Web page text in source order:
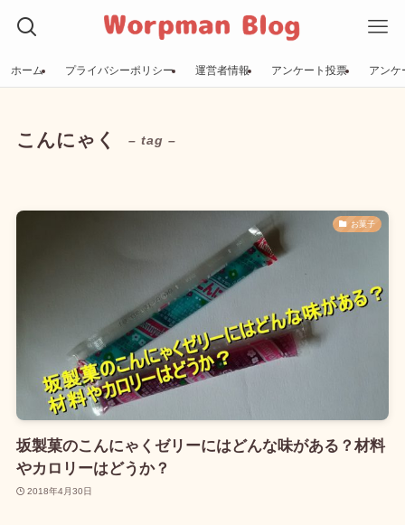
ホーム プライバシーポリシー 運営者情報 アンケート投票 アンケ
こんにゃく – tag –
お菓子
坂製菓のこんにゃくゼリーにはどんな味がある？材料
やカロリーはどうか？
2018年4月30日